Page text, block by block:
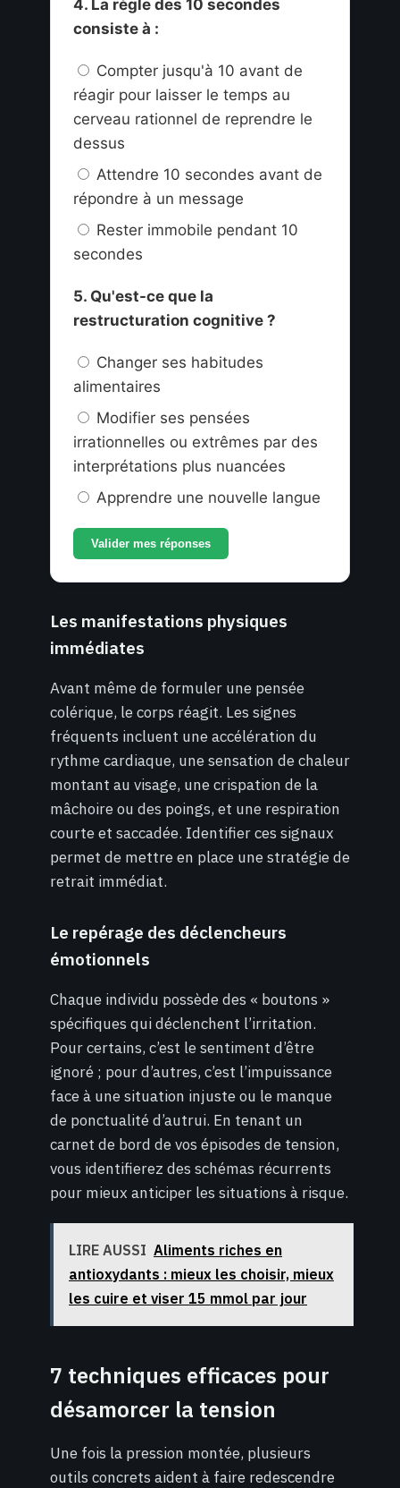
4. La règle des 10 secondes
consiste à :
Compter jusqu'à 10 avant de
réagir pour laisser le temps au
cerveau rationnel de reprendre le
dessus
Attendre 10 secondes avant de
répondre à un message
Rester immobile pendant 10
secondes
5. Qu'est-ce que la
restructuration cognitive ?
Changer ses habitudes
alimentaires
Modifier ses pensées
irrationnelles ou extrêmes par des
interprétations plus nuancées
Apprendre une nouvelle langue
Valider mes réponses
Les manifestations physiques
immédiates
Avant même de formuler une pensée
colérique, le corps réagit. Les signes
fréquents incluent une accélération du
rythme cardiaque, une sensation de chaleur
montant au visage, une crispation de la
mâchoire ou des poings, et une respiration
courte et saccadée. Identifier ces signaux
permet de mettre en place une stratégie de
retrait immédiat.
Le repérage des déclencheurs
émotionnels
Chaque individu possède des « boutons »
spécifiques qui déclenchent l’irritation.
Pour certains, c’est le sentiment d’être
ignoré ; pour d’autres, c’est l’impuissance
face à une situation injuste ou le manque
de ponctualité d’autrui. En tenant un
carnet de bord de vos épisodes de tension,
vous identifierez des schémas récurrents
pour mieux anticiper les situations à risque.
LIRE AUSSI Aliments riches en
antioxydants : mieux les choisir, mieux
les cuire et viser 15 mmol par jour
7 techniques efficaces pour
désamorcer la tension
Une fois la pression montée, plusieurs
outils concrets aident à faire redescendre